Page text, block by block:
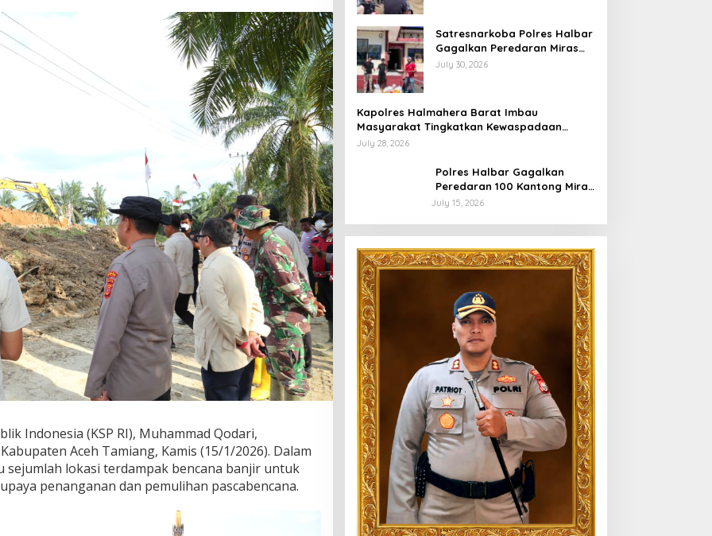
Indonesia (KSP RI), Muhammad Qodari,
Aceh Tamiang, Kamis (15/1/2026). Dalam
sejumlah lokasi terdampak bencana banjir untuk
penanganan dan pemulihan pascabencana.
Satresnarkoba Polres Halbar
Gagalkan Peredaran Miras
Cap Tikus, Sita Ratusan
July 30, 2026
Kapolres Halmahera Barat Imbau
Masyarakat Tingkatkan Kewaspadaan
Cegah Kebakaran
July 28, 2026
Polres Halbar Gagalkan
Peredaran 100 Kantong Miras
Cap Tikus, Diamankan dari
July 15, 2026